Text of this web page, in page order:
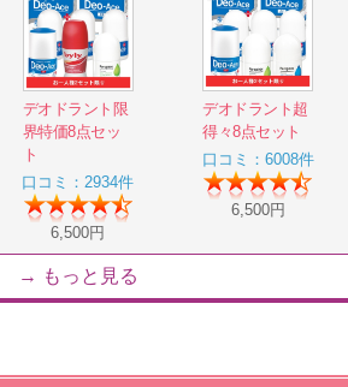
コラーゲンカバーフィットファンデセッ
ト(最強UVカット)
コラーゲン配合パウダーファンデ
1,990 円
ピタデオーレEX
地中海の知恵から生まれた、やさしく頼れるニ
オイケア
デオドラント限
界特価8点セッ
ト
口コミ：2934件
6,500円
デオドラント超
得々8点セット
口コミ：6008件
6,500円
→ もっと見る